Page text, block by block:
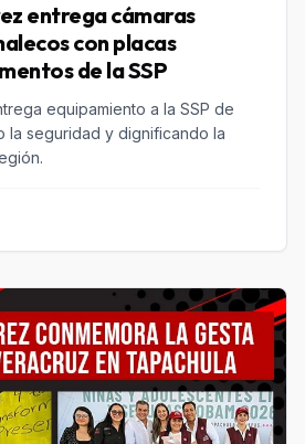
entrega cámaras
con placas
de la SSP
equipamiento a la SSP de
la seguridad y dignificando la